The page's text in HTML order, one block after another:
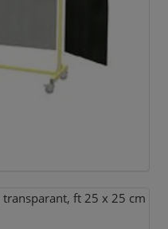
transparant, ft 25 x 25 cm